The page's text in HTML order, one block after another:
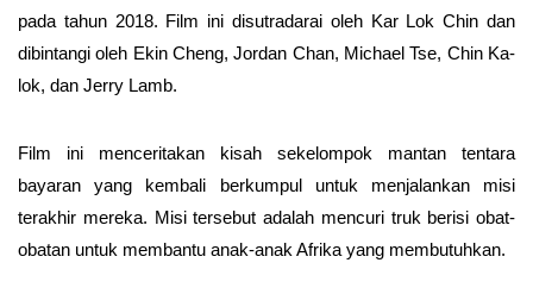
pada tahun 2018. Film ini disutradarai oleh Kar Lok Chin dan
dibintangi oleh Ekin Cheng, Jordan Chan, Michael Tse, Chin Ka-
lok, dan Jerry Lamb.
Film ini menceritakan kisah sekelompok mantan tentara
bayaran yang kembali berkumpul untuk menjalankan misi
terakhir mereka. Misi tersebut adalah mencuri truk berisi obat-
obatan untuk membantu anak-anak Afrika yang membutuhkan.